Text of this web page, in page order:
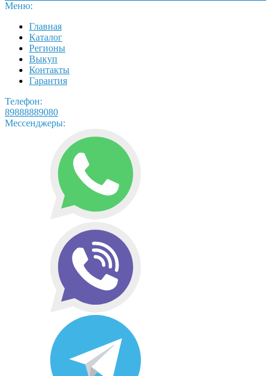
Меню:
Главная
Каталог
Регионы
Выкуп
Контакты
Гарантия
Телефон:
89888889080
Мессенджеры: